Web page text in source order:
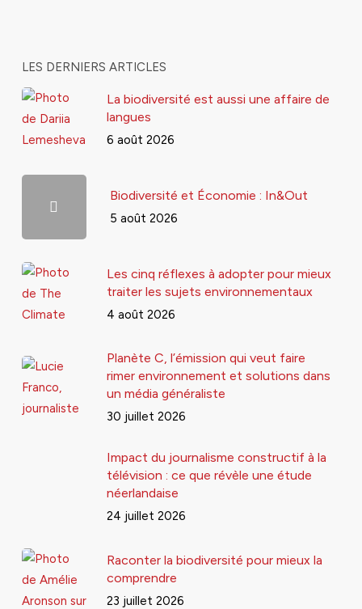
LES DERNIERS ARTICLES
La biodiversité est aussi une affaire de
langues
6 août 2026
Biodiversité et Économie : In&Out
5 août 2026
Les cinq réflexes à adopter pour mieux
traiter les sujets environnementaux
4 août 2026
Planète C, l’émission qui veut faire
rimer environnement et solutions dans
un média généraliste
30 juillet 2026
Impact du journalisme constructif à la
télévision : ce que révèle une étude
néerlandaise
24 juillet 2026
Raconter la biodiversité pour mieux la
comprendre
23 juillet 2026